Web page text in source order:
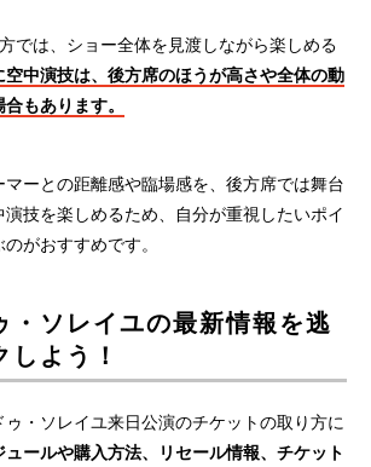
では、ショー全体を見渡しながら楽しめる
空中演技は、後方席のほうが高さや全体の動
もあります。
ーとの距離感や臨場感を、後方席では舞台
技を楽しめるため、自分が重視したいポイ
がおすすめです。
・ソレイユの最新情報を逃
よう！
・ソレイユ来日公演のチケットの取り方に
ュールや購入方法、リセール情報、チケット